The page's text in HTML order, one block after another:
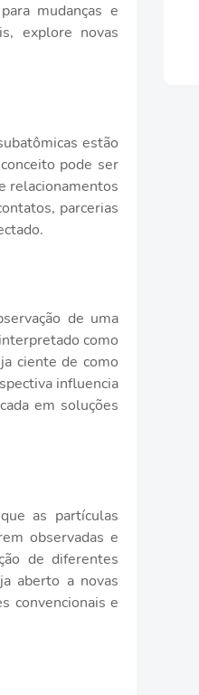
mudanças e
explore novas
estão
pode ser
relacionamentos
parcerias
de uma
como
ciente de como
influencia
em soluções
as partículas
observadas e
de diferentes
aberto a novas
convencionais e